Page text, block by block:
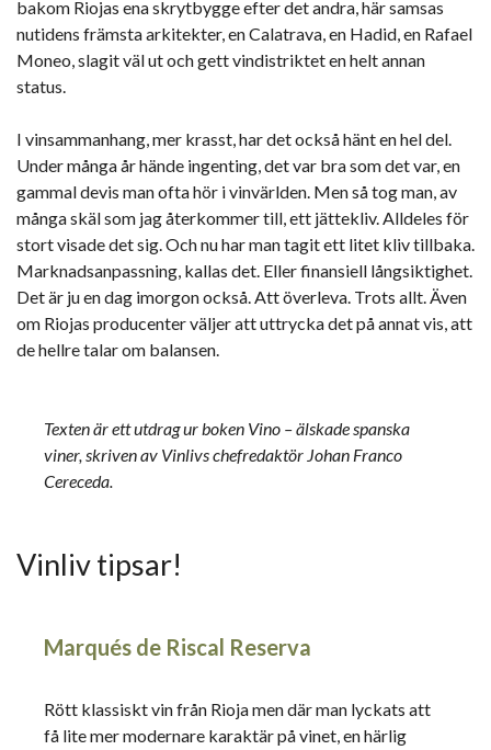
bakom Riojas ena skrytbygge efter det andra, här samsas
nutidens främsta arkitekter, en Calatrava, en Hadid, en Rafael
Moneo, slagit väl ut och gett vindistriktet en helt annan
status.
I vinsammanhang, mer krasst, har det också hänt en hel del.
Under många år hände ingenting, det var bra som det var, en
gammal devis man ofta hör i vinvärlden. Men så tog man, av
många skäl som jag återkommer till, ett jättekliv. Alldeles för
stort visade det sig. Och nu har man tagit ett litet kliv tillbaka.
Marknadsanpassning, kallas det. Eller finansiell långsiktighet.
Det är ju en dag imorgon också. Att överleva. Trots allt. Även
om Riojas producenter väljer att uttrycka det på annat vis, att
de hellre talar om balansen.
Texten är ett utdrag ur boken Vino – älskade spanska
viner, skriven av Vinlivs chefredaktör Johan Franco
Cereceda.
Vinliv tipsar!
Marqués de Riscal Reserva
Rött klassiskt vin från Rioja men där man lyckats att
få lite mer modernare karaktär på vinet, en härlig